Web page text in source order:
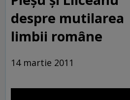
despre mutilarea
limbii române
14 martie 2011